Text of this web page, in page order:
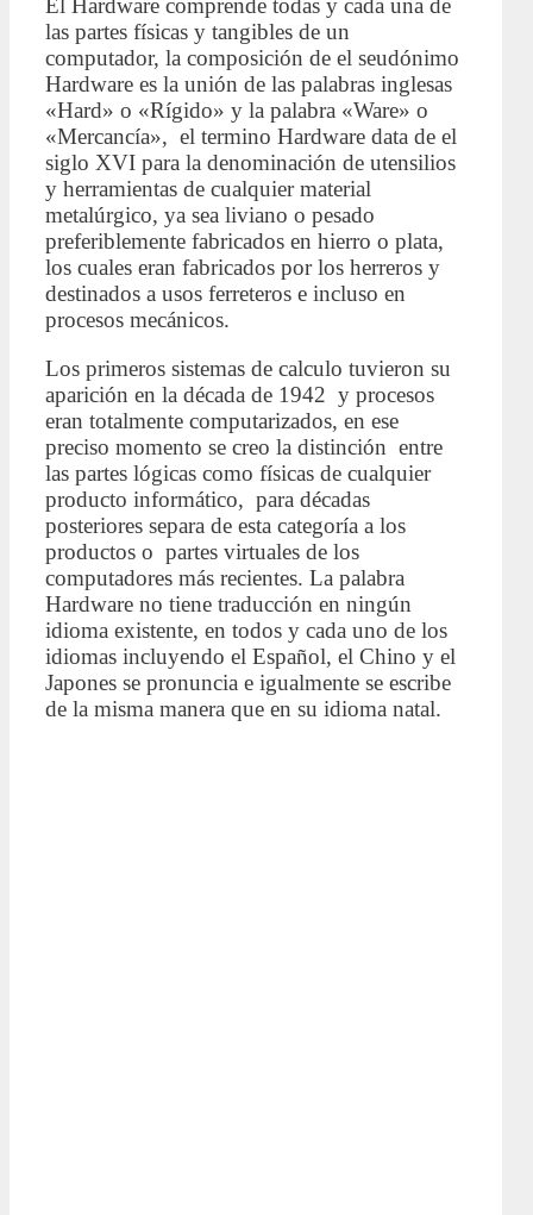
El Hardware comprende todas y cada una de
las partes físicas y tangibles de un
computador, la composición de el seudónimo
Hardware es la unión de las palabras inglesas
«Hard» o «Rígido» y la palabra «Ware» o
«Mercancía», el termino Hardware data de el
siglo XVI para la denominación de utensilios
y herramientas de cualquier material
metalúrgico, ya sea liviano o pesado
preferiblemente fabricados en hierro o plata,
los cuales eran fabricados por los herreros y
destinados a usos ferreteros e incluso en
procesos mecánicos.
Los primeros sistemas de calculo tuvieron su
aparición en la década de 1942 y procesos
eran totalmente computarizados, en ese
preciso momento se creo la distinción entre
las partes lógicas como físicas de cualquier
producto informático, para décadas
posteriores separa de esta categoría a los
productos o partes virtuales de los
computadores más recientes. La palabra
Hardware no tiene traducción en ningún
idioma existente, en todos y cada uno de los
idiomas incluyendo el Español, el Chino y el
Japones se pronuncia e igualmente se escribe
de la misma manera que en su idioma natal.